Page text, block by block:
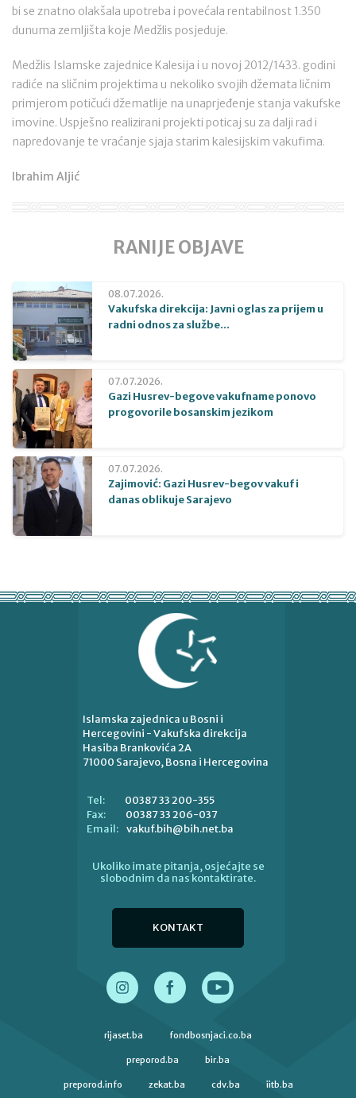
bi se znatno olakšala upotreba i povećala rentabilnost 1.350
dunuma zemljišta koje Medžlis posjeduje.
Medžlis Islamske zajednice Kalesija i u novoj 2012/1433. godini
radiće na sličnim projektima u nekoliko svojih džemata ličnim
primjerom potičući džematlije na unaprjeđenje stanja vakufske
imovine. Uspješno realizirani projekti poticaj su za dalji rad i
napredovanje te vraćanje sjaja starim kalesijskim vakufima.
Ibrahim Aljić
RANIJE OBJAVE
08.07.2026.
Vakufska direkcija: Javni oglas za prijem u
radni odnos za službe...
07.07.2026.
Gazi Husrev-begove vakufname ponovo
progovorile bosanskim jezikom
07.07.2026.
Zajimović: Gazi Husrev-begov vakuf i
danas oblikuje Sarajevo
Islamska zajednica u Bosni i
Hercegovini - Vakufska direkcija
Hasiba Brankovića 2A
71000 Sarajevo, Bosna i Hercegovina
Tel:
00387 33 200-355
Fax:
00387 33 206-037
Email: vakuf.bih@bih.net.ba
Ukoliko imate pitanja, osjećajte se
slobodnim da nas kontaktirate.
KONTAKT
rijaset.ba fondbosnjaci.co.ba
preporod.ba bir.ba
preporod.info zekat.ba cdv.ba iitb.ba